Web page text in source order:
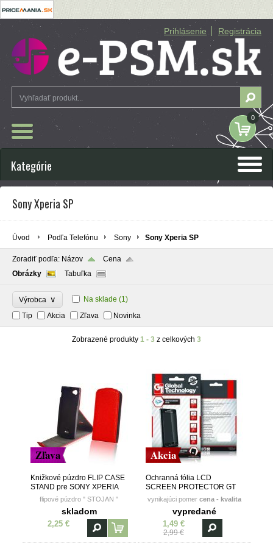
Prihlásenie Registrácia
0
Kategórie
Sony Xperia SP
Úvod Podľa Telefónu Sony Sony Xperia SP
Zoradiť podľa: Názov
Cena
Obrázky
Tabuľka
Výrobca ∨ Na sklade (1)
Tip
Akcia Zľava Novinka
Zobrazené produkty 1 - 3 z celkových 3
Zľava
Knižkové púzdro FLIP CASE
STAND pre SONY XPERIA
SP - červené
flipové púzdro " STOJAN "
skladom
2,25 €
Akcia
Ochranná fólia LCD
SCREEN PROTECTOR GT
pre SONY XPERIA SP
vynikajúci pomer cena - kvalita
vypredané
1,49 €
2,99 €